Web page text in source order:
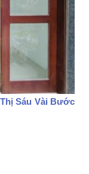
Sáu Vài Bước